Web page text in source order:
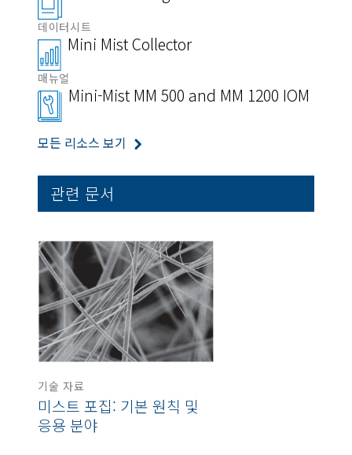
데이터시트
Mini Mist Collector
매뉴얼
Mini-Mist MM 500 and MM 1200 IOM
모든 리소스 보기
관련 문서
기술 자료
미스트 포집: 기본 원칙 및
응용 분야